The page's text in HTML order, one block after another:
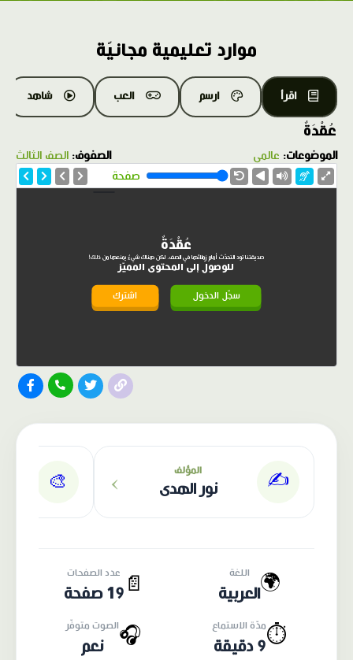
موارد تعليمية مجانيّة
اقرأ ارسم العب شاهد
عُقْدَةٌ
الموضوعات: عالمي الصفوف: الصف الثالث
صفحة
عُقْدَةٌ
صديقتنا تود التحدّث أمام زملائها في الصف، لكن هناك شيءٌ يمنعها من ذلك!
للوصول إلى المحتوى المميّز
سجّل الدخول اشترك
✍️ المؤلف
نور الهدى ›
🎨
🌍 اللغة
العربية 📄
عدد الصفحات
19 صفحة
⏱️مدّة الاستماع
9 دقيقة
🎧الصوت متوفّر
نعم